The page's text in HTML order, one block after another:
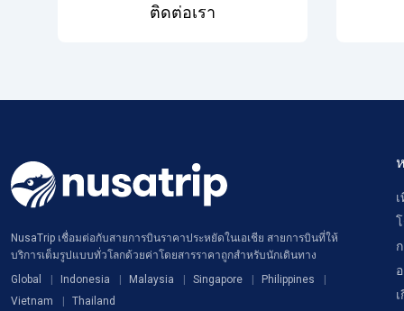
ติดต่อเรา
NusaTrip เชื่อมต่อกับสายการบินราคาประหยัดในเอเชีย สายการบินที่ให้
บริการเต็มรูปแบบทั่วโลกด้วยค่าโดยสารราคาถูกสำหรับนักเดินทาง
Global
Indonesia Malaysia Singapore
Philippines
Vietnam
Thailand